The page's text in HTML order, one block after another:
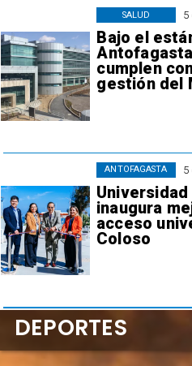
5
Bajo el
cumplen
gestión del
SALUD
5
inaugura
acceso
Coloso
ANTOFAGASTA
DEPORTES